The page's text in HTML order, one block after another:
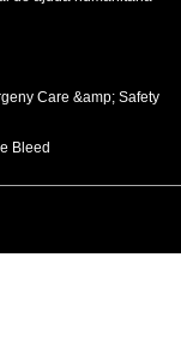
Care &amp; Safety
Bleed